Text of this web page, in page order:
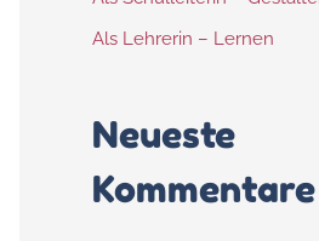
Als Lehrerin – Lernen
Neueste
Kommentare